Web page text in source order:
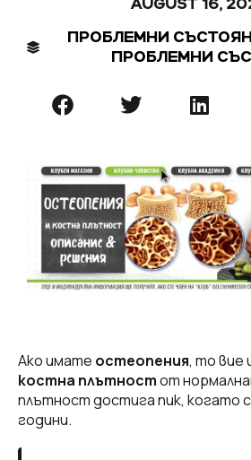
AUGUST 16,
ПРОБЛЕМНИ
ПРОБЛЕМНИ
Ако имате остеопения, то вие
костна плътностот
плътност достига пик, когато
години.